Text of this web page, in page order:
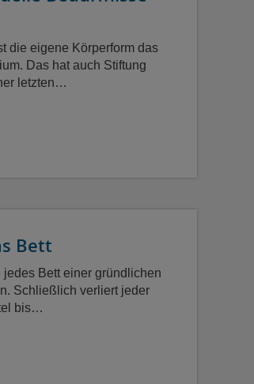
die eigene Körperform das
Das hat auch Stiftung
letzten…
Bett
Bett einer gründlichen
Schließlich verliert jeder
bis…